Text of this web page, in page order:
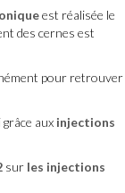
est réalisée le
des cernes est
pour retrouver
aux injections
sur les injections